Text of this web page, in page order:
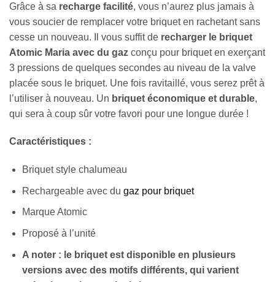
Grâce à sa recharge facilité, vous n’aurez plus jamais à
vous soucier de remplacer votre briquet en rachetant sans
cesse un nouveau. Il vous suffit de recharger le briquet
Atomic Maria avec du gaz conçu pour briquet en exerçant
3 pressions de quelques secondes au niveau de la valve
placée sous le briquet. Une fois ravitaillé, vous serez prêt à
l’utiliser à nouveau. Un briquet économique et durable,
qui sera à coup sûr votre favori pour une longue durée !
Caractéristiques :
Briquet style chalumeau
Rechargeable avec du gaz pour briquet
Marque Atomic
Proposé à l’unité
A noter : le briquet est disponible en plusieurs
versions avec des motifs différents, qui varient